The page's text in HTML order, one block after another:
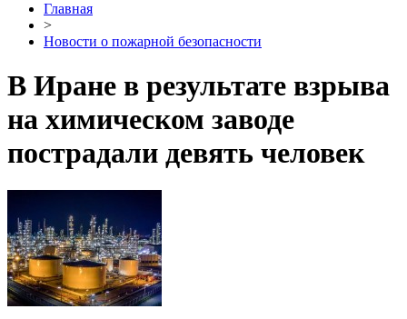
Главная
>
Новости о пожарной безопасности
В Иране в результате взрыва
на химическом заводе
пострадали девять человек